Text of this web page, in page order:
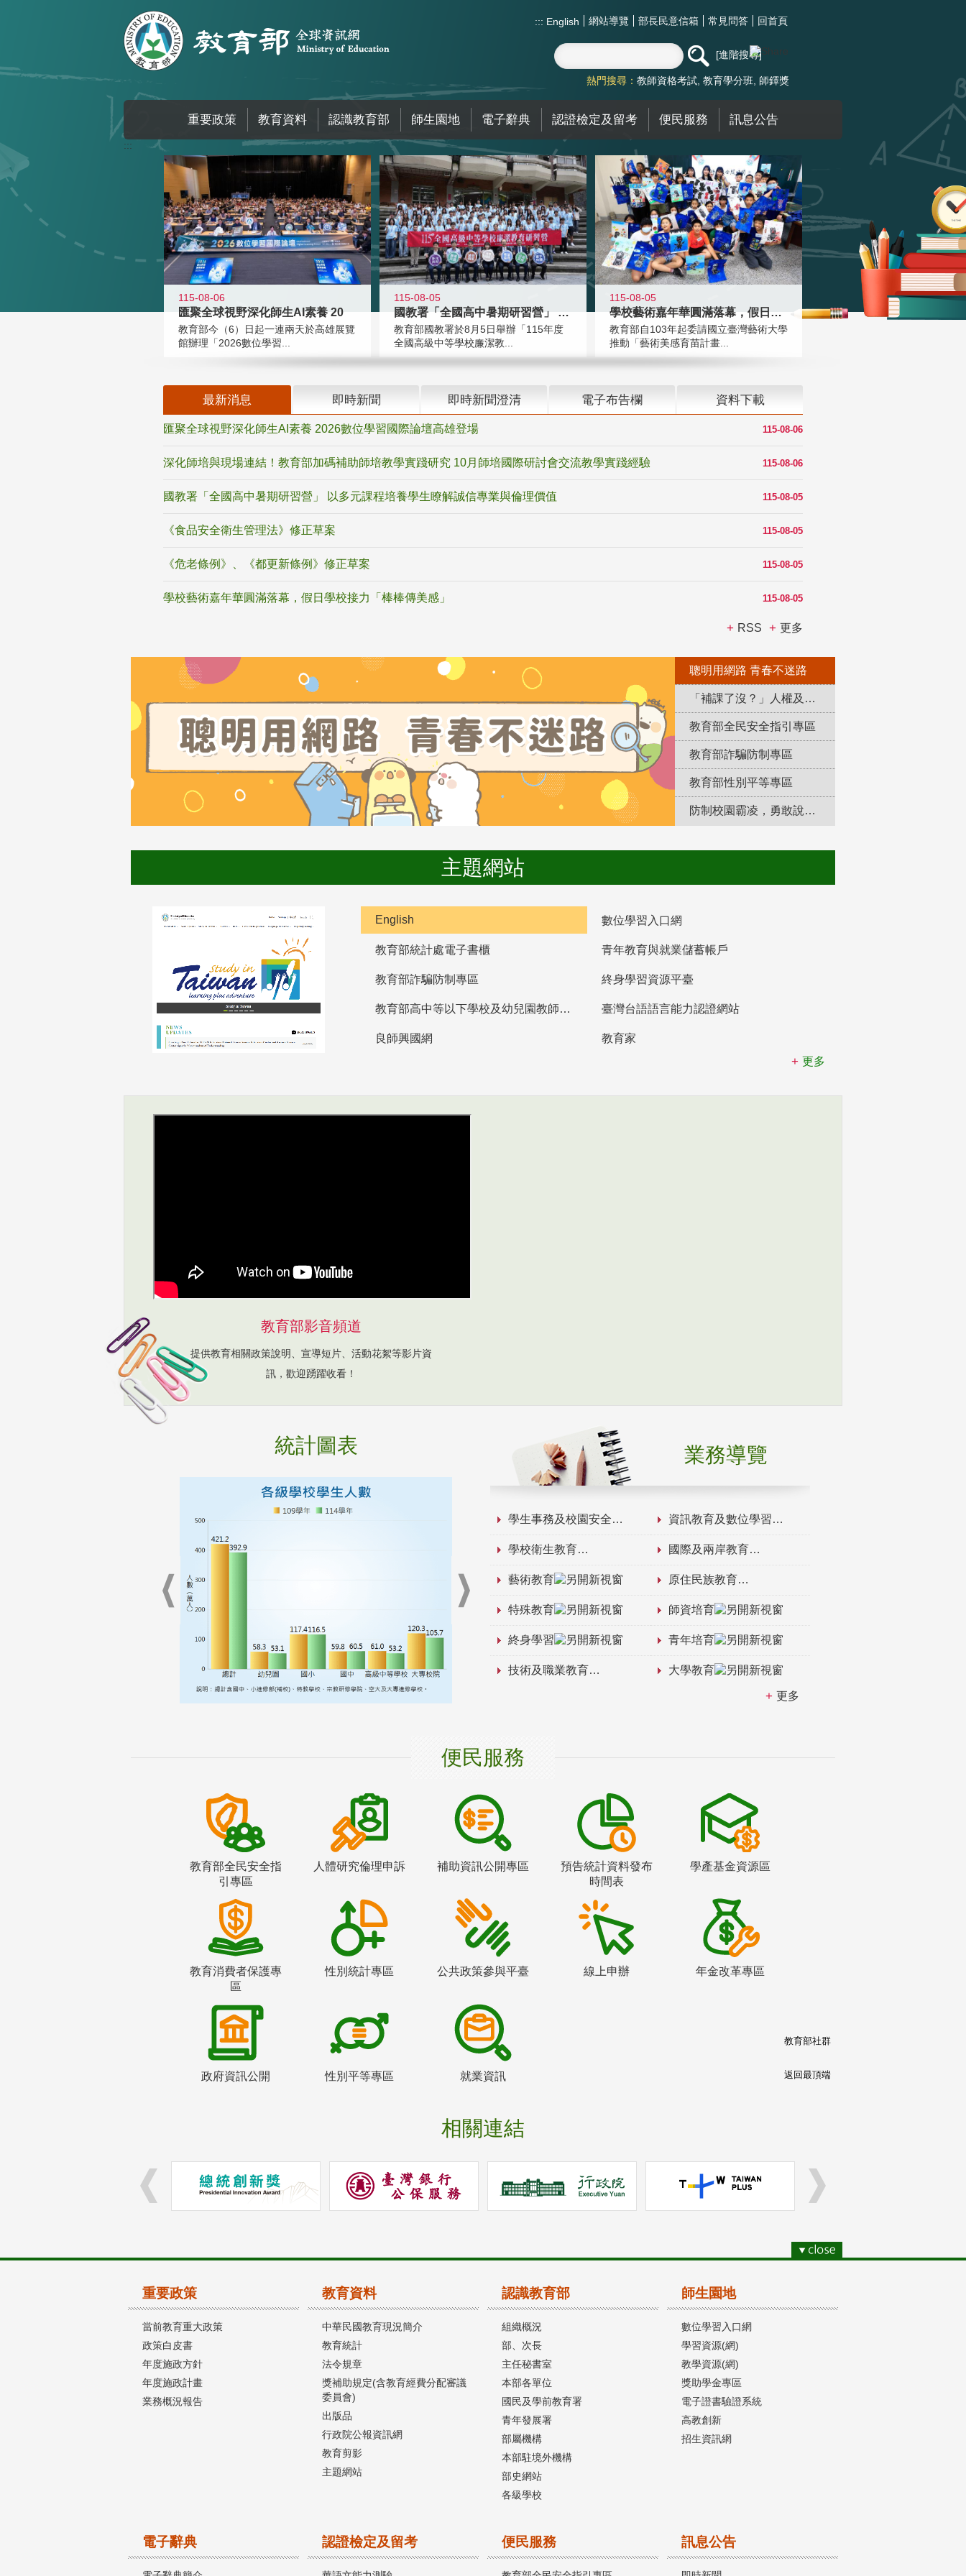
::: English 網站導覽 部長民意信箱 常見問答 回首頁
進階搜尋
熱門搜尋： 教師資格考試 教育學分班 師鐸獎
重要政策 教育資料 認識教育部 師生園地 電子辭典 認證檢定及留考 便民服務 訊息公告
:::
115-08-06
匯聚全球視野深化師生AI素養 20
教育部今（6）日起一連兩天於高雄展覽
館辦理「2026數位學習...
115-08-05
國教署「全國高中暑期研習營」 以多
教育部國教署於8月5日舉辦「115年度
全國高級中等學校廉潔教...
115-08-05
學校藝術嘉年華圓滿落幕，假日學校接
教育部自103年起委請國立臺灣藝術大學
推動「藝術美感育苗計畫...
最新消息 即時新聞 即時新聞澄清 電子布告欄 資料下載
115-08-06
匯聚全球視野深化師生AI素養 2026數位學習國際論壇高雄登場
115-08-06
深化師培與現場連結！教育部加碼補助師培教學實踐研究 10月師培國際研討會交流教學實踐經驗
115-08-05
國教署「全國高中暑期研習營」 以多元課程培養學生瞭解誠信專業與倫理價值
115-08-05
《食品安全衛生管理法》修正草案
115-08-05
《危老條例》、《都更新條例》修正草案
115-08-05
學校藝術嘉年華圓滿落幕，假日學校接力「棒棒傳美感」
RSS 更多
聰明用網路 青春不迷路
「補課了沒？」人權及轉型正義教育專區
教育部全民安全指引專區
教育部詐騙防制專區
教育部性別平等專區
防制校園霸凌，勇敢說出來！
主題網站
English 數位學習入口網
教育部統計處電子書櫃 青年教育與就業儲蓄帳戶
教育部詐騙防制專區 終身學習資源平臺
教育部高中等以下學校及幼兒園教師資格檢定考試 臺灣台語語言能力認證網站
良師興國網
教育家
更多
教育部影音頻道
提供教育相關政策說明、宣導短片、活動花絮等影片資
訊，歡迎踴躍收看！
統計圖表 業務導覽
學生事務及校園安全 資訊教育及數位學習
學校衛生教育 國際及兩岸教育
藝術教育 原住民族教育
特殊教育 師資培育
終身學習 青年培育
技術及職業教育 大學教育
更多
便民服務
教育部全民安全指
引專區
人體研究倫理申訴 補助資訊公開專區
預告統計資料發布
時間表
學產基金資源區
教育消費者保護專
區
性別統計專區 公共政策參與平臺 線上申辦 年金改革專區
政府資訊公開 性別平等專區 就業資訊
相關連結
教育部社群
返回最頂端
重要政策
當前教育重大政策
政策白皮書
年度施政方針
年度施政計畫
業務概況報告
教育資料
中華民國教育現況簡介
教育統計
法令規章
獎補助規定(含教育經費分配審議
委員會)
出版品
行政院公報資訊網
教育剪影
主題網站
認識教育部
組織概況
部、次長
主任秘書室
本部各單位
國民及學前教育署
青年發展署
部屬機構
本部駐境外機構
部史網站
各級學校
師生園地
數位學習入口網
學習資源(網)
教學資源(網)
獎助學金專區
電子證書驗證系統
高教創新
招生資訊網
電子辭典 認證檢定及留考 便民服務 訊息公告